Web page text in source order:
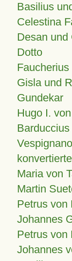
Basilius
Celestina
Desan und
Dotto
Faucherius
Gisla und
Gundekar
Hugo I.
Vespignano
Maria von
Martin
Petrus von
Johannes
Petrus von
Johannes